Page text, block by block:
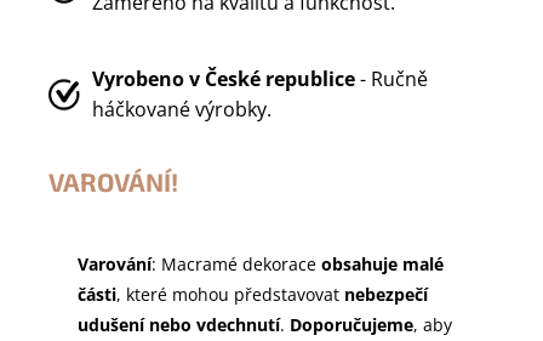
Vyrobeno v České republice- Ručně
háčkované výrobky.
VAROVÁNÍ!
Varování: Macramé dekorace obsahuje malé
části, které mohou představovat nebezpečí
udušení nebo vdechnutí. Doporučujeme, aby